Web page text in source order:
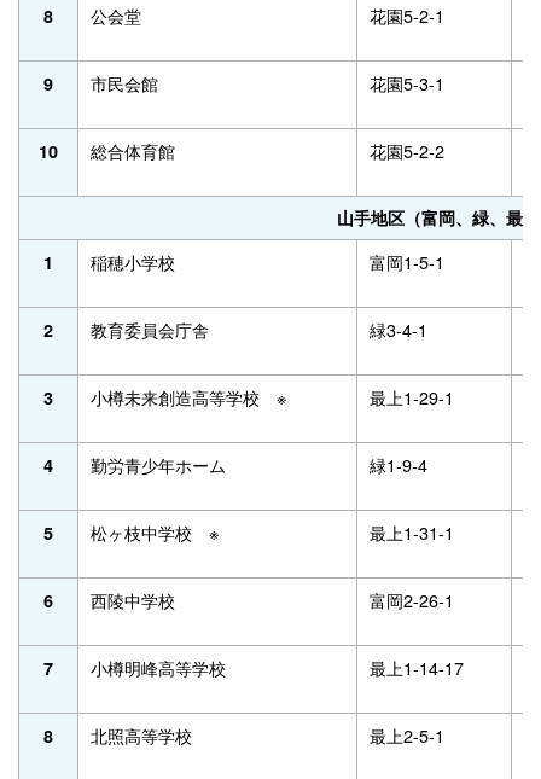
8 公会堂 花園5-2-1
9 市民会館 花園5-3-1
10 総合体育館 花園5-2-2
山手地区（富岡、緑、最
1
稲穂小学校 富岡1-5-1
2 教育委員会庁舎 緑3-4-1
3 小樽未来創造高等学校 ※ 最上1-29-1
4 勤労青少年ホーム 緑1-9-4
5 松ヶ枝中学校 ※ 最上1-31-1
6 西陵中学校 富岡2-26-1
7 小樽明峰高等学校 最上1-14-17
8 北照高等学校 最上2-5-1